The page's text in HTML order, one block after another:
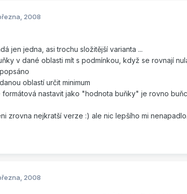
2008
jen jedna, asi trochu složitější varianta ...
v dané oblasti mít s podmínkou, když se rovnají
oblastí určit minimum
formátová nastavit jako "hodnota buňky" je rovno
zrovna nejkratší verze :) ale nic lepšího mi nenapadlo.
2008